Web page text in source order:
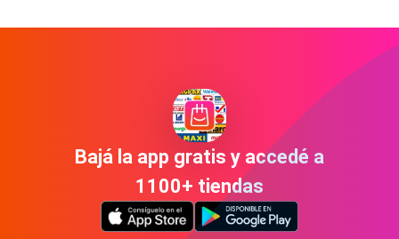
Bajá la app gratis y accedé a
1100+ tiendas